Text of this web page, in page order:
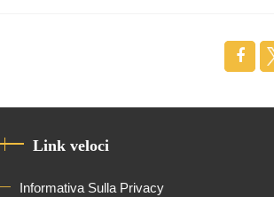
Link veloci
Informativa Sulla Privacy